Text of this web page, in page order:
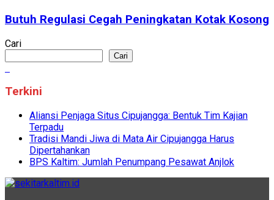
Butuh Regulasi Cegah Peningkatan Kotak Kosong
Cari
Cari
Terkini
Aliansi Penjaga Situs Cipujangga: Bentuk Tim Kajian
Terpadu
Tradisi Mandi Jiwa di Mata Air Cipujangga Harus
Dipertahankan
BPS Kaltim: Jumlah Penumpang Pesawat Anjlok